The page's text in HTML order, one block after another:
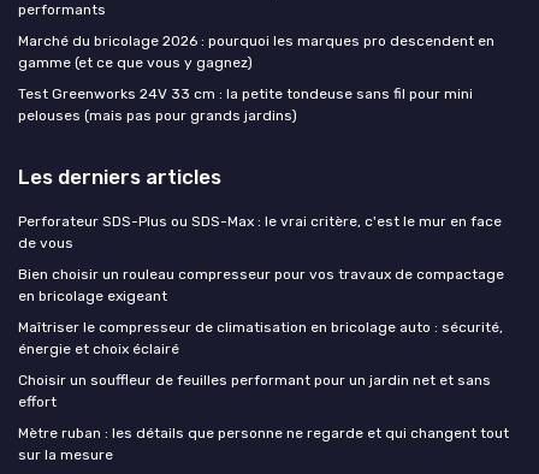
performants
Marché du bricolage 2026 : pourquoi les marques pro descendent en
gamme (et ce que vous y gagnez)
Test Greenworks 24V 33 cm : la petite tondeuse sans fil pour mini
pelouses (mais pas pour grands jardins)
Les derniers articles
Perforateur SDS-Plus ou SDS-Max : le vrai critère, c'est le mur en face
de vous
Bien choisir un rouleau compresseur pour vos travaux de compactage
en bricolage exigeant
Maîtriser le compresseur de climatisation en bricolage auto : sécurité,
énergie et choix éclairé
Choisir un souffleur de feuilles performant pour un jardin net et sans
effort
Mètre ruban : les détails que personne ne regarde et qui changent tout
sur la mesure